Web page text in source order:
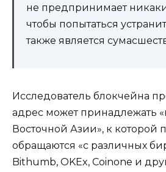
не предпринимает
чтобы попытаться
также является
Исследователь блокчейна
адрес может принадлежать
Восточной Азии», к которой
обращаются «с различных
Bithumb, OKEx, Coinone и